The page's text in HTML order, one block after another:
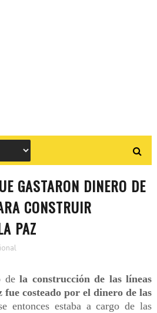
GASTARON DINERO DE
CONSTRUIR
PAZ
dela construcción de las líneas
fue costeado por el dinero de las
entonces estaba a cargo de las